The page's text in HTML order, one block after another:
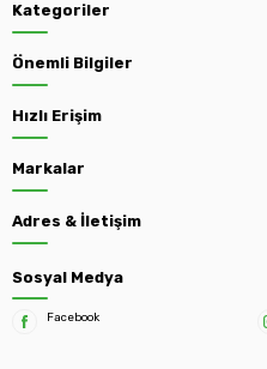
Kategoriler
Önemli Bilgiler
Hızlı Erişim
Markalar
Adres & İletişim
Sosyal Medya
Facebook